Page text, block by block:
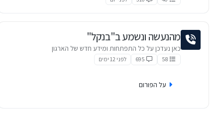
מהנעשה ונשמע ב"בנקל"
כאן נעדכן על כל התפתחות ומידע חדש של הארגון
58
695 לפני 12 ימים
על הפורום